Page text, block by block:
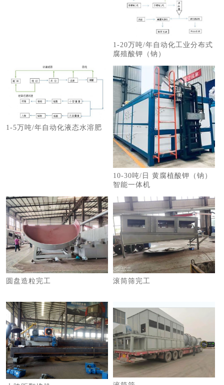
1-20万吨/年自动化工业分布式
腐殖酸钾（钠）
1-5万吨/年自动化液态水溶肥
10-30吨/日 黄腐植酸钾（钠）
智能一体机
圆盘造粒完工 滚筒筛完工